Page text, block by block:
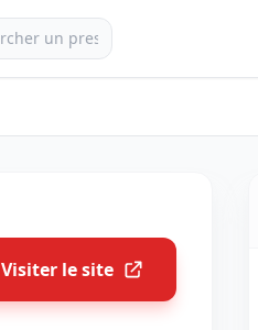
Visiter le site